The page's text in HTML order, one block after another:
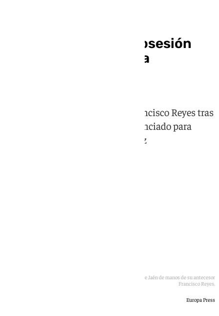
Juan Latorre toma posesión
como presidente de la
El socialista toma el relevo de Francisco Reyes tras
15 años en el cargo, quien ha renunciado para
marcharse al Parlamento Andaluz
Juan Latorre recibe el bastón de mando de la Diputación de Jaén de manos de su antecesor
Francisco Reyes.
Europa Press